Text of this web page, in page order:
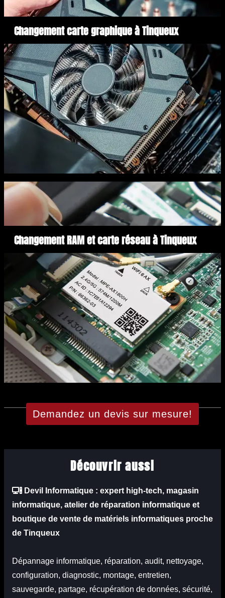
Changement carte graphique à Tinqueux
Changement RAM et carte réseau à Tinqueux
Demandez un devis sur mesure!
Découvrir aussi
Devil Informatique : expert high-tech, magasin
informatique, atelier de réparation informatique et
boutique de vente de matériels informatiques proche
de Tinqueux
Dépannage informatique, réparation, audit, nettoyage,
configuration, diagnostic, montage, entretien,
sauvegarde, partage, récupération de données, sécurité,